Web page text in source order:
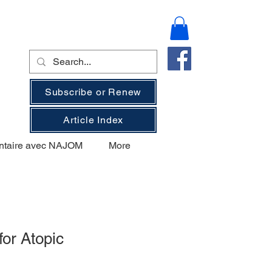
Subscribe or Renew
Article Index
avec NAJOM More
Atopic